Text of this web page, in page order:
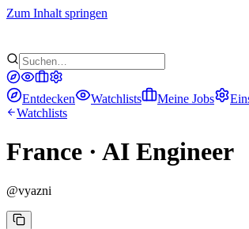
Zum Inhalt springen
Entdecken Watchlists Meine Jobs
Watchlists
France · AI Engineer
@vyazni